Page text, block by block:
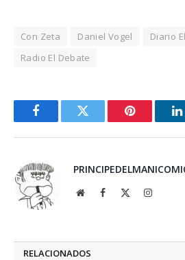
Con Zeta Daniel Vogel
Diario
Radio El Debate
FacebookTwitter Pinterest
WebsiteFacebook Instagram
RELACIONADOS